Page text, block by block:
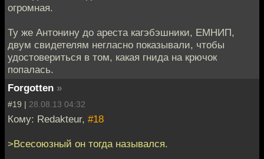
огромная.
Ту же Антонину до ареста кагэбэшники, ЕМНИП,
двум свидетелям негласно показывали, чтобы
удостовериться в том, какая гнида на крючок
попалась.
Forgotten »
#19 | 28.08.13 04:32
Кому: Redakteur, #18
>Всесоюзный он тогда назывался.